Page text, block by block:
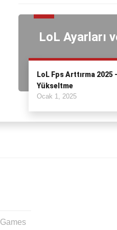
LoL Ayarları
LoL Fps Arttırma 2025
Yükseltme
Ocak 1, 2025